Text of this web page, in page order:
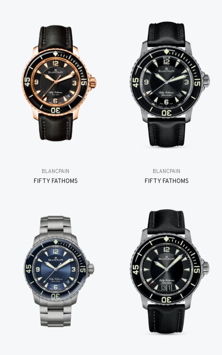
BLANCPAIN
FIFTY FATHOMS
BLANCPAIN
FIFTY FATHOMS